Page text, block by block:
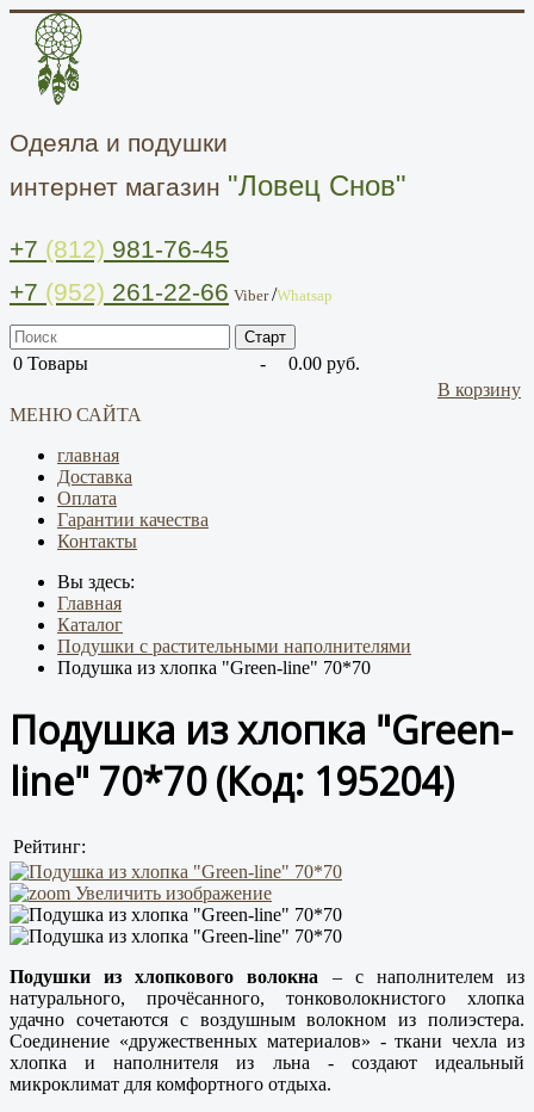
Одеяла и подушки
интернет магазин "Ловец Снов"
+7 (812) 981-76-45
+7 (952) 261-22-66 Viber/Whatsap
0 Товары -
0.00 руб.
В корзину
МЕНЮ САЙТА
главная
Доставка
Оплата
Гарантии качества
Контакты
Вы здесь:
Главная
Каталог
Подушки с растительными наполнителями
Подушка из хлопка "Green-line" 70*70
Подушка из хлопка "Green-
line" 70*70(Код: 195204)
Рейтинг:
Увеличить изображение
Подушки из хлопкового волокна – с наполнителем из
натурального, прочёсанного, тонковолокнистого хлопка
удачно сочетаются с воздушным волокном из полиэстера.
Соединение «дружественных материалов» - ткани чехла из
хлопка и наполнителя из льна - создают идеальный
микроклимат для комфортного отдыха.